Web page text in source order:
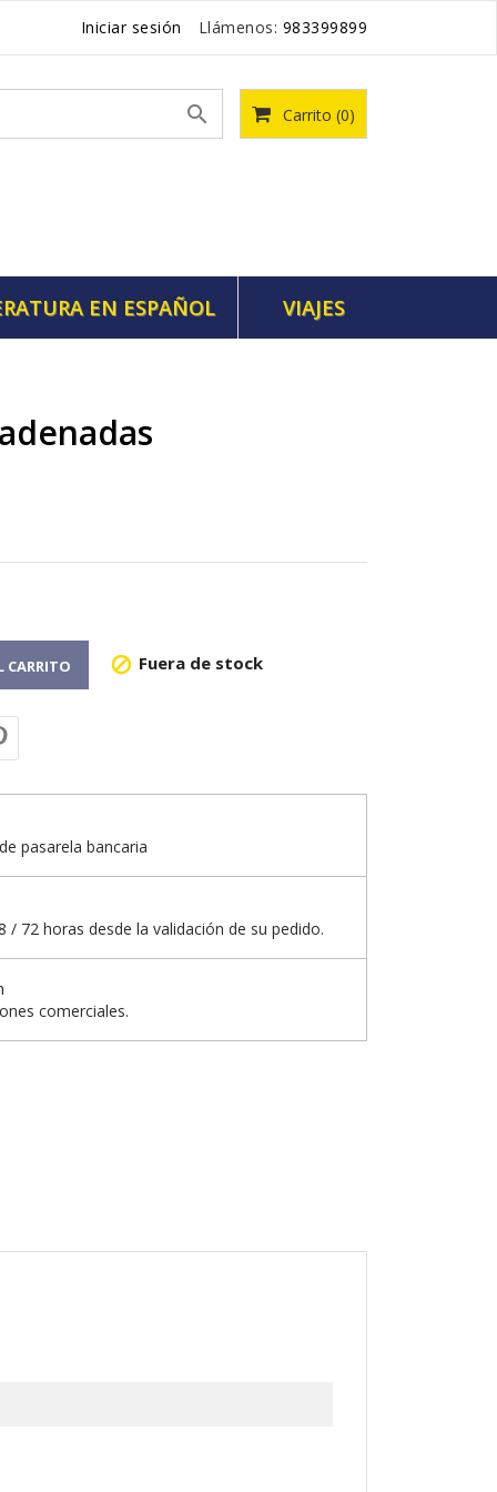
Iniciar sesión Llámenos: 983399899
Carrito (0)

EN ESPAÑOL VIAJES
CARRITO  Fuera de stock
pasarela bancaria
/ 72 horas desde la validación de su pedido.
comerciales.